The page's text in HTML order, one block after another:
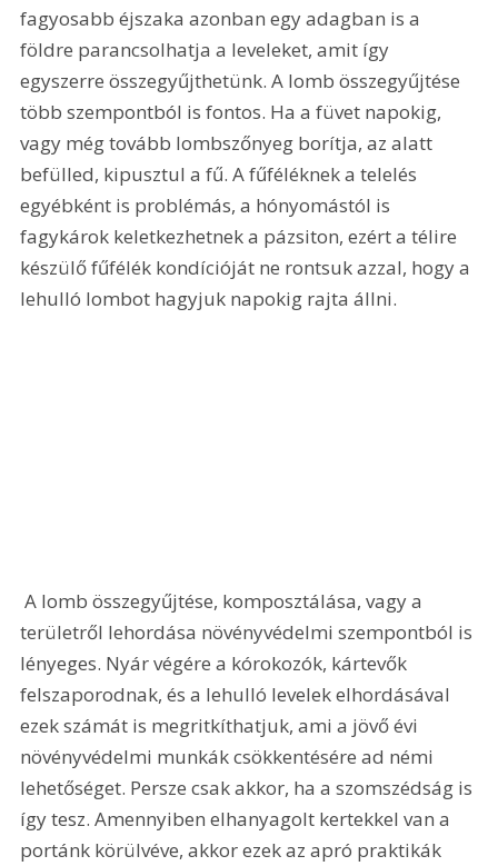
fagyosabb éjszaka azonban egy adagban is a
földre parancsolhatja a leveleket, amit így
egyszerre összegyűjthetünk. A lomb összegyűjtése
több szempontból is fontos. Ha a füvet napokig,
vagy még tovább lombszőnyeg borítja, az alatt
befülled, kipusztul a fű. A fűféléknek a telelés
egyébként is problémás, a hónyomástól is
fagykárok keletkezhetnek a pázsiton, ezért a télire
készülő fűfélék kondícióját ne rontsuk azzal, hogy a
lehulló lombot hagyjuk napokig rajta állni.
A lomb összegyűjtése, komposztálása, vagy a
területről lehordása növényvédelmi szempontból is
lényeges. Nyár végére a kórokozók, kártevők
felszaporodnak, és a lehulló levelek elhordásával
ezek számát is megritkíthatjuk, ami a jövő évi
növényvédelmi munkák csökkentésére ad némi
lehetőséget. Persze csak akkor, ha a szomszédság is
így tesz. Amennyiben elhanyagolt kertekkel van a
portánk körülvéve, akkor ezek az apró praktikák